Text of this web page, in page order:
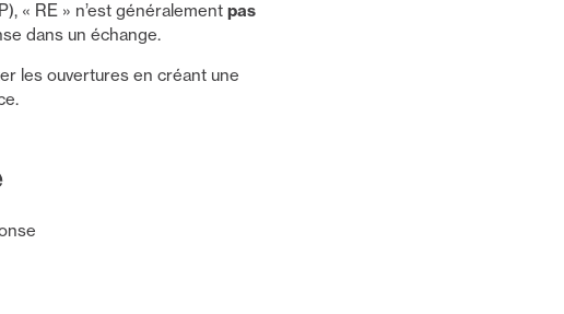
« RE » n’est généralement pas
dans un échange.
les ouvertures en créant une